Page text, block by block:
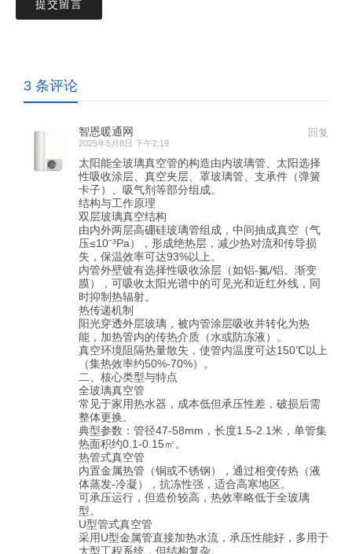
提交留言
3 条评论
智恩暖通网
2025年5月8日 下午2:19
回复
太阳能全玻璃真空管的构造由内玻璃管、太阳选择
性吸收涂层、真空夹层、罩玻璃管、支承件（弹簧
卡子）、吸气剂等部分组成。
结构与工作原理
双层玻璃真空结构
由内外两层高硼硅玻璃管组成，中间抽成真空（气
压≤10⁻³Pa），形成绝热层，减少热对流和传导损
失，保温效率可达93%以上。
内管外壁镀有选择性吸收涂层（如铝-氮/铝、渐变
膜），可吸收太阳光谱中的可见光和近红外线，同
时抑制热辐射。
热传递机制
阳光穿透外层玻璃，被内管涂层吸收并转化为热
能，加热管内的传热介质（水或防冻液）。
真空环境阻隔热量散失，使管内温度可达150℃以上
（集热效率约50%-70%）。
二、核心类型与特点
全玻璃真空管
常见于家用热水器，成本低但承压性差，破损后需
整体更换。
典型参数：管径47-58mm，长度1.5-2.1米，单管集
热面积约0.1-0.15㎡。
热管式真空管
内置金属热管（铜或不锈钢），通过相变传热（液
体蒸发-冷凝），抗冻性强，适合高寒地区。
可承压运行，但造价较高，热效率略低于全玻璃
型。
U型管式真空管
采用U型金属管直接加热水流，承压性能好，多用于
大型工程系统，但结构复杂。